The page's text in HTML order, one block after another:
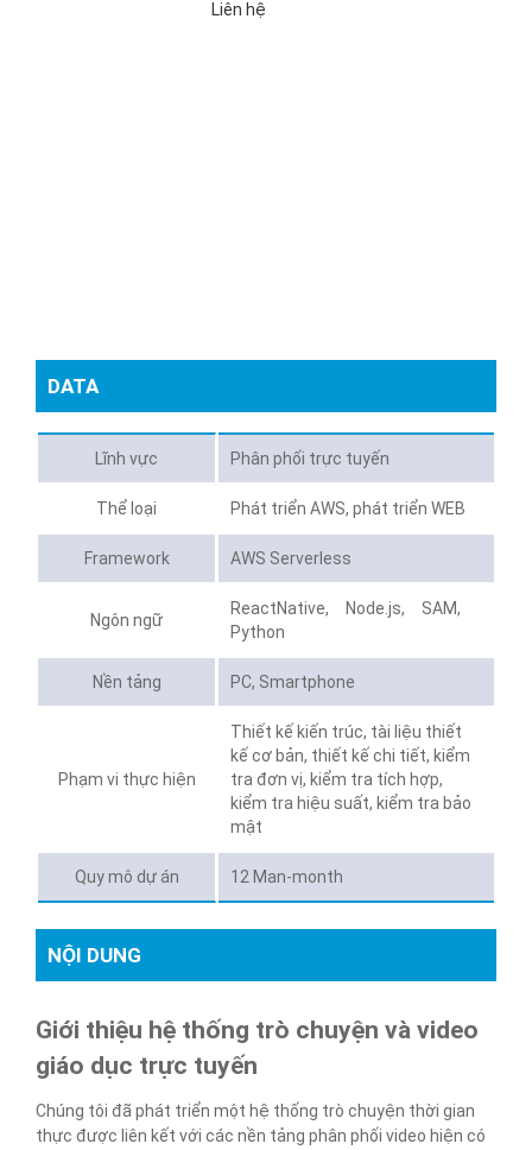
Liên hệ
DATA
Lĩnh vực Phân phối trực tuyến
Thể loại Phát triển AWS, phát triển WEB
Framework AWS Serverless
Ngôn ngữ
ReactNative, Node.js, SAM,
Python
Nền tảng PC, Smartphone
Phạm vi thực hiện
Thiết kế kiến ​​trúc, tài liệu thiết
kế cơ bản, thiết kế chi tiết, kiểm
tra đơn vị, kiểm tra tích hợp,
kiểm tra hiệu suất, kiểm tra bảo
mật
Quy mô dự án 12 Man-month
NỘI DUNG
Giới thiệu hệ thống trò chuyện và video
giáo dục trực tuyến
Chúng tôi đã phát triển một hệ thống trò chuyện thời gian
thực được liên kết với các nền tảng phân phối video hiện có